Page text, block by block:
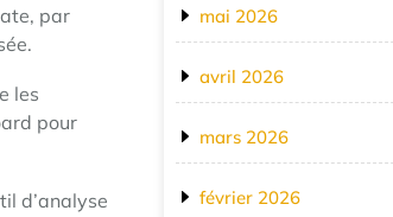
par
les
pour
d’analyse
mai 2026
avril 2026
mars 2026
février 2026